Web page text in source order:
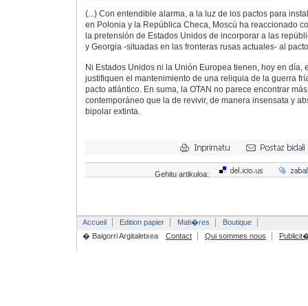
(...) Con entendible alarma, a la luz de los pactos para
en Polonia y la República Checa, Moscú ha reaccionado
la pretensión de Estados Unidos de incorporar a las
y Georgia -situadas en las fronteras rusas actuales- al
Ni Estados Unidos ni la Unión Europea tienen, hoy en día,
justifiquen el mantenimiento de una reliquia de la guerra
pacto atlántico. En suma, la OTAN no parece encontrar
contemporáneo que la de revivir, de manera insensata y
bipolar extinta.
Gehitu artikuloa:
Accueil Edition papier Mati�res
Boutique
� Baigorri Argitaletxea
Contact Qui sommes nous